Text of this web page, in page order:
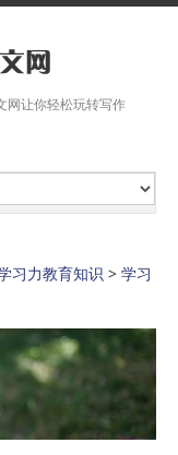
让你轻松玩转写作
习力教育知识 > 学习